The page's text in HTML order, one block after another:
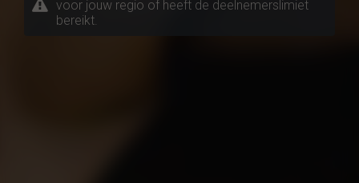
voor jouw regio of heeft de deelnemerslimiet
bereikt.